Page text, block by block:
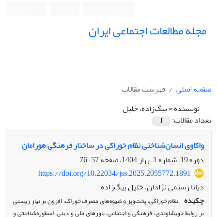
مجله مطالعات اجتماعی ایران
صفحه اصلی
فهرست مقالات
نویسنده =بیگ‌زاده، خلیل
تعداد مقالات:
1
واکاوی انسان‌شناختی نظام خوراکی در ساختار فرهنگی هورامان
دوره 19، شماره 1، بهار 1404، صفحه
57-76
https://doi.org/10.22034/jss.2025.2055772.1891
دیانا رستمی نژادان، خلیل بیگ‌زاده
چکیده نظام خوراکی، پخت‌وپز و شیوه‌های مصرف خوراک، افزون بر نیاز زیستی
بر روابط خویشاوندی، فرهنگی و اجتماعی، باورهای ملی و دینی، اسطوره‌شناختی و